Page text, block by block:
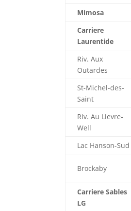
Mimosa
Carriere
Laurentide
Riv. Aux
Outardes
St-Michel-des-
Saint
Riv. Au Lievre-
Well
Lac Hanson-Sud
Brockaby
Carriere Sables
LG